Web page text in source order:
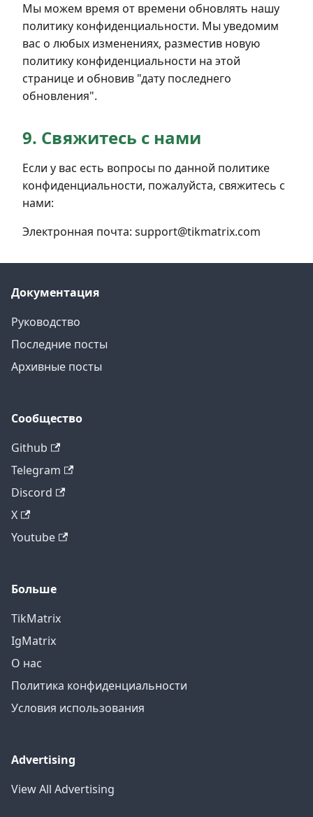
Мы можем время от времени обновлять нашу
политику конфиденциальности. Мы уведомим
вас о любых изменениях, разместив новую
политику конфиденциальности на этой
странице и обновив "дату последнего
обновления".
9. Свяжитесь с нами
Если у вас есть вопросы по данной политике
конфиденциальности, пожалуйста, свяжитесь с
нами:
Электронная почта: support@tikmatrix.com
Документация
Руководство
Последние посты
Архивные посты
Сообщество
Github
Telegram
Discord
X
Youtube
Больше
TikMatrix
IgMatrix
О нас
Политика конфиденциальности
Условия использования
Advertising
View All Advertising